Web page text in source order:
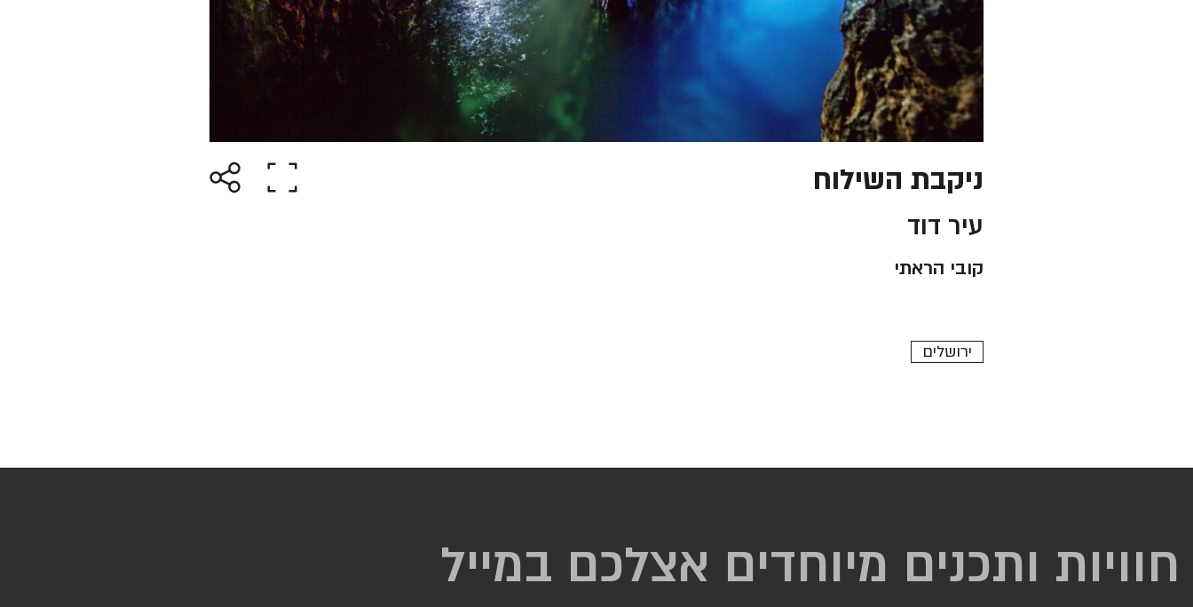
ניקבת השילוח
עיר דוד
קובי הראתי
ירושלים
חוויות ותכנים מיוחדים אצלכם במייל